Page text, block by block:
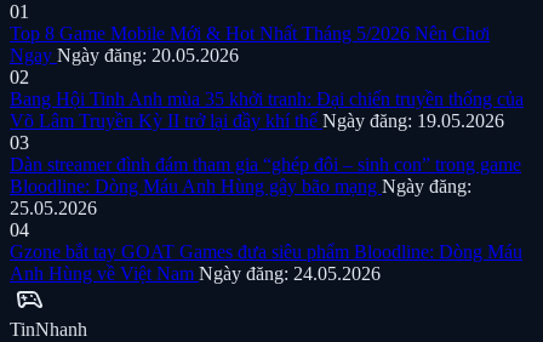
01
Top 8 Game Mobile Mới & Hot Nhất Tháng 5/2026 Nên Chơi
Ngay Ngày đăng: 20.05.2026
02
Bang Hội Tinh Anh mùa 35 khởi tranh: Đại chiến truyền thống của
Võ Lâm Truyền Kỳ II trở lại đầy khí thế Ngày đăng: 19.05.2026
03
Dàn streamer đình đám tham gia “ghép đôi – sinh con” trong game
Bloodline: Dòng Máu Anh Hùng gây bão mạng Ngày đăng:
25.05.2026
04
Gzone bắt tay GOAT Games đưa siêu phẩm Bloodline: Dòng Máu
Anh Hùng về Việt Nam Ngày đăng: 24.05.2026
sports_esports
TinNhanh